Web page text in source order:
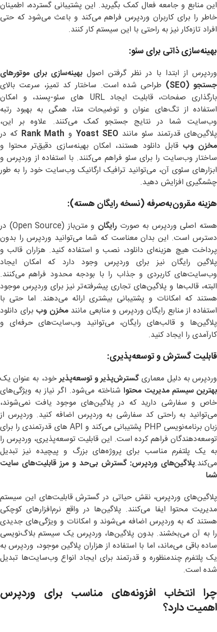
این منابع و جامعه فعال کمک بگیرید. این پشتیبانی گسترده، اطمینان
خاطر را برای کاربران وردپرس فراهم می‌کند و باعث می‌شود که حتی
افراد تازه‌کار نیز به راحتی با این سیستم کار کنند.
بهینه‌سازی ذاتی برای سئو:
وردپرس از ابتدا با در نظر گرفتن اصول بهینه‌سازی برای موتورهای
جستجو(SEO)
طراحی شده است. ساختار کد تمیز، سرعت بالای
بارگذاری صفحات، قابلیت ایجاد URL های سئو-پسند، و امکان
استفاده از تگ‌های عنوان و توضیحات متا، همگی به بهبود رتبه
وب‌سایت شما در نتایج جستجو کمک می‌کنند. علاوه بر این،
پلاگین‌های قدرتمند سئو مانند Yoast SEO و Rank Math که در
مخزن وب قابل دانلود هستند، امکان بهینه‌سازی دقیق‌تر محتوا و
ساختار وب‌سایت را برای سئو فراهم می‌کنند. با استفاده از وردپرس و
ابزارهای سئوی آن، می‌توانید ترافیک ارگانیک وب‌سایت خود را به طور
چشمگیری افزایش دهید.
هزینه مقرون‌به‌صرفه (نسخه رایگان هسته):
هسته اصلی وردپرس به صورت رایگان
و متن‌باز (Open Source) در
دسترس است. این بدان معناست که شما می‌توانید وردپرس را بدون
پرداخت هیچ هزینه‌ای دانلود، نصب و استفاده کنید. هزاران قالب و
پلاگین رایگان نیز برای وردپرس وجود دارد که امکان ایجاد
وب‌سایت‌های کاربردی و جذاب را با بودجه محدود فراهم می‌کنند.
البته، قالب‌ها و پلاگین‌های تجاری پیشرفته‌تر نیز برای وردپرس موجود
هستند که امکانات و پشتیبانی بیشتری ارائه می‌دهند. اما حتی با
استفاده از منابع رایگان وردپرس و منابعی مانندمخزن وب برای دانلود
پلاگین‌ها و قالب‌های رایگان، می‌توانید وب‌سایت‌های حرفه‌ای و
کارآمدی را ایجاد کنید.
قابلیت گسترش و توسعه‌پذیری:
وردپرس به دلیل معماریگسترش‌پذیر و توسعه‌پذیرخود، به عنوان یک
بهترین سیستم مدیریت محتواشناخته می‌شود. اگر نیاز به ویژگی‌های
خاص و سفارشی دارید که در پلاگین‌های موجود یافت نمی‌شوند،
می‌توانید به راحتی کد سفارشی به وردپرس اضافه کنید. وردپرس از
زبان برنامه‌نویسی PHP پشتیبانی می‌کند و API های قدرتمندی را برای
توسعه‌دهندگان فراهم کرده است. این قابلیت توسعه‌پذیری، وردپرس را
به یک پلتفرم مناسب برای پروژه‌های بزرگ و پیچیده نیز تبدیل
می‌کند.پلاگین‌های وردپرس: گسترش بی‌حد و مرز قابلیت‌های سایت
شما
پلاگین‌های وردپرس، نقش حیاتی در گسترش قابلیت‌های این سیستم
مدیریت محتوا ایفا می‌کنند. پلاگین‌ها در واقع نرم‌افزارهای کوچکی
هستند که به وردپرس اضافه می‌شوند و امکانات و ویژگی‌های جدیدی
را به آن می‌بخشند. بدون پلاگین‌ها، وردپرس یک سیستم بلاگ‌نویسی
ساده باقی می‌ماند، اما با استفاده از هزاران پلاگین موجود، وردپرس به
یک پلتفرم چندمنظوره و قدرتمند برای ایجاد انواع وب‌سایت‌ها تبدیل
شده است.
چرا انتخاب افزونه‌های مناسب برای وردپرس
اهمیت دارد؟